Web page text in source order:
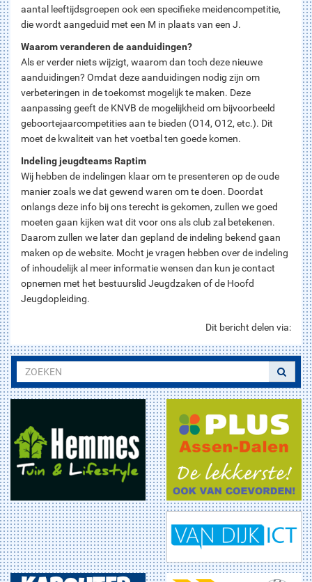
aantal leeftijdsgroepen ook een specifieke meidencompetitie,
die wordt aangeduid met een M in plaats van een J.
Waarom veranderen de aanduidingen?
Als er verder niets wijzigt, waarom dan toch deze nieuwe
aanduidingen? Omdat deze aanduidingen nodig zijn om
verbeteringen in de toekomst mogelijk te maken. Deze
aanpassing geeft de KNVB de mogelijkheid om bijvoorbeeld
geboortejaarcompetities aan te bieden (O14, O12, etc.). Dit
moet de kwaliteit van het voetbal ten goede komen.
Indeling jeugdteams Raptim
Wij hebben de indelingen klaar om te presenteren op de oude
manier zoals we dat gewend waren om te doen. Doordat
onlangs deze info bij ons terecht is gekomen, zullen we goed
moeten gaan kijken wat dit voor ons als club zal betekenen.
Daarom zullen we later dan gepland de indeling bekend gaan
maken op de website. Mocht je vragen hebben over de indeling
of inhoudelijk al meer informatie wensen dan kun je contact
opnemen met het bestuurslid Jeugdzaken of de Hoofd
Jeugdopleiding.
Dit bericht delen via: